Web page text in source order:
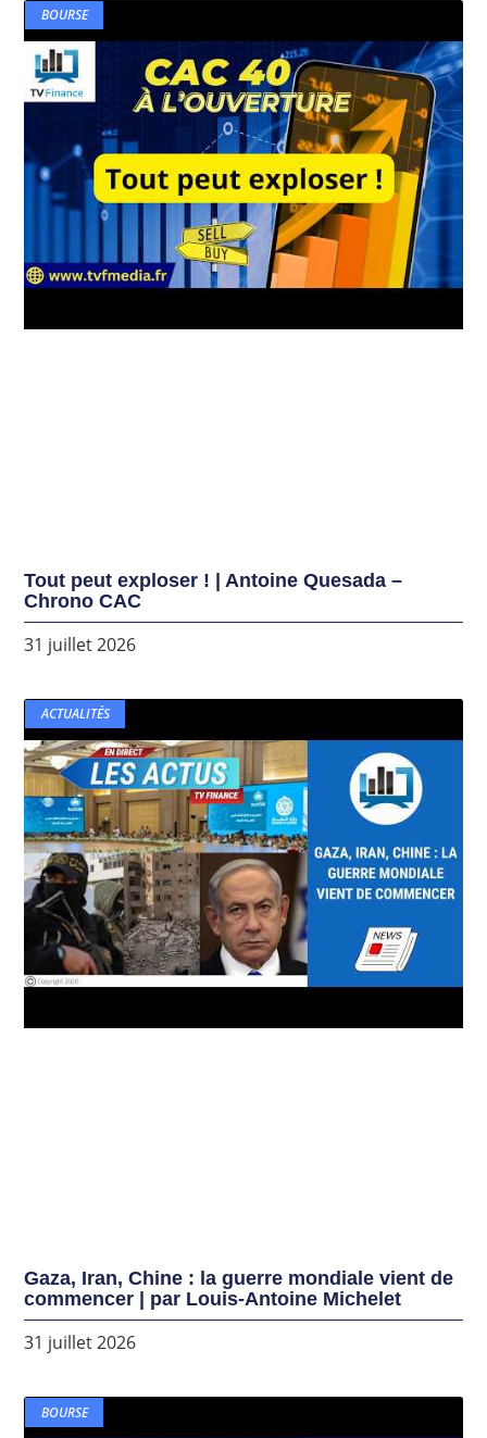
BOURSE
Tout peut exploser ! | Antoine Quesada –
Chrono CAC
31 juillet 2026
ACTUALITÉS
Gaza, Iran, Chine : la guerre mondiale vient de
commencer | par Louis-Antoine Michelet
31 juillet 2026
BOURSE